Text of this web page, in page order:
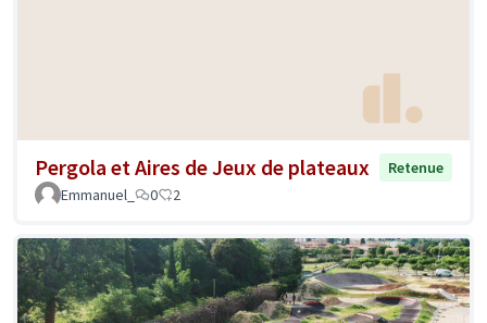
Pergola et Aires de Jeux de plateaux
Retenue
Emmanuel_
0 2